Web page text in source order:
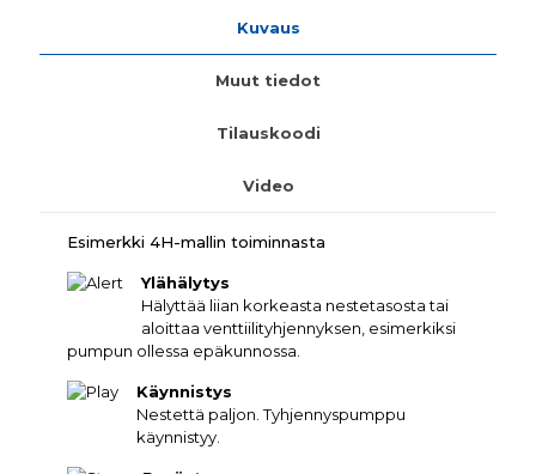
Kuvaus
Muut tiedot
Tilauskoodi
Video
Esimerkki 4H-mallin toiminnasta
Ylähälytys
Hälyttää liian korkeasta nestetasosta tai
aloittaa venttiilityhjennyksen, esimerkiksi
pumpun ollessa epäkunnossa.
Käynnistys
Nestettä paljon. Tyhjennyspumppu
käynnistyy.